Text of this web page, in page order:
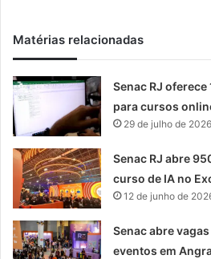
Matérias relacionadas
Senac RJ
para cursos
29 de julho de 2026
Senac RJ abre
curso de IA no
12 de junho de
Senac abre
eventos em